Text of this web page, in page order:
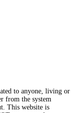
to anyone, living or
from the system
This website is